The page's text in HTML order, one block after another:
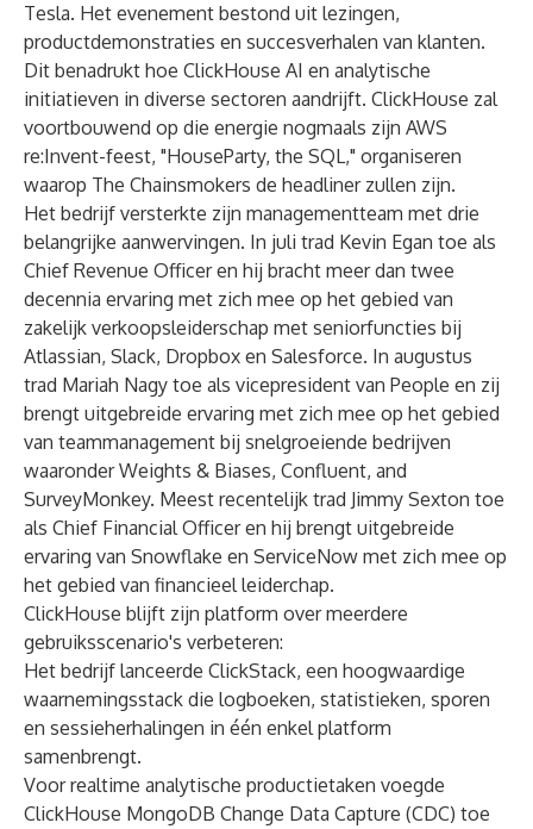
Tesla. Het evenement bestond uit lezingen,
productdemonstraties en succesverhalen van klanten.
Dit benadrukt hoe ClickHouse AI en analytische
initiatieven in diverse sectoren aandrijft. ClickHouse zal
voortbouwend op die energie nogmaals zijn AWS
re:Invent-feest, "HouseParty, the SQL," organiseren
waarop The Chainsmokers de headliner zullen zijn.
Het bedrijf versterkte zijn managementteam met drie
belangrijke aanwervingen. In juli trad Kevin Egan toe als
Chief Revenue Officer en hij bracht meer dan twee
decennia ervaring met zich mee op het gebied van
zakelijk verkoopsleiderschap met seniorfuncties bij
Atlassian, Slack, Dropbox en Salesforce. In augustus
trad Mariah Nagy toe als vicepresident van People en zij
brengt uitgebreide ervaring met zich mee op het gebied
van teammanagement bij snelgroeiende bedrijven
waaronder Weights & Biases, Confluent, and
SurveyMonkey. Meest recentelijk trad Jimmy Sexton toe
als Chief Financial Officer en hij brengt uitgebreide
ervaring van Snowflake en ServiceNow met zich mee op
het gebied van financieel leiderchap.
ClickHouse blijft zijn platform over meerdere
gebruiksscenario's verbeteren:
Het bedrijf lanceerde ClickStack, een hoogwaardige
waarnemingsstack die logboeken, statistieken, sporen
en sessieherhalingen in één enkel platform
samenbrengt.
Voor realtime analytische productietaken voegde
ClickHouse MongoDB Change Data Capture (CDC) toe